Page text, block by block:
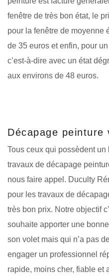
fenêtre de très bon état, le
pour la fenêtre de moyenne
de 35 euros et enfin, pour
c’est-à-dire avec un état
aux environs de 48 euros.
Décapage peinture
Tous ceux qui possèdent
travaux de décapage
nous faire appel. Duculty
pour les travaux de
très bon prix. Notre objectif
souhaite apporter une
son volet mais qui n’a pas
engager un professionnel
rapide, moins cher, fiable et